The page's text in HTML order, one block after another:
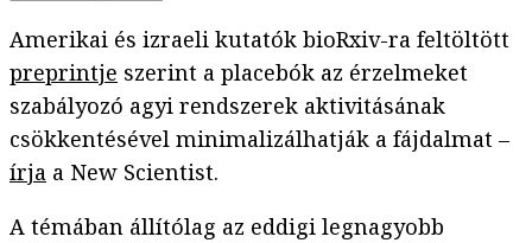
Amerikai és izraeli kutatók bioRxiv-ra feltöltött
preprintje szerint a placebók az érzelmeket
szabályozó agyi rendszerek aktivitásának
csökkentésével minimalizálhatják a fájdalmat –
írja a New Scientist.
A témában állítólag az eddigi legnagyobb